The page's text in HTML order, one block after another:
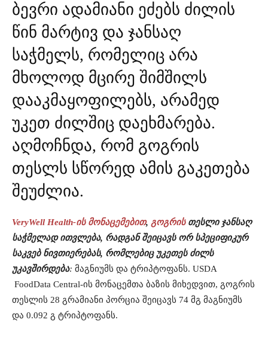
ბევრი ადამიანი ეძებს ძილის
წინ მარტივ და ჯანსაღ
საჭმელს, რომელიც არა
მხოლოდ მცირე შიმშილს
დააკმაყოფილებს, არამედ
უკეთ ძილშიც დაეხმარება.
აღმოჩნდა, რომ გოგრის
თესლს სწორედ ამის გაკეთება
შეუძლია.
VeryWell Health-ის მონაცემებით, გოგრისთესლი ჯანსაღ
საჭმელად ითვლება, რადგან შეიცავს ორ სპეციფიკურ
საკვებ ნივთიერებას, რომლებიც უკეთეს ძილს
უკავშირდება: მაგნიუმს და ტრიპტოფანს. USDA
FoodData Central-ის მონაცემთა ბაზის მიხედვით, გოგრის
თესლის 28 გრამიანი პორცია შეიცავს 74 მგ მაგნიუმს
და 0.092 გ ტრიპტოფანს.